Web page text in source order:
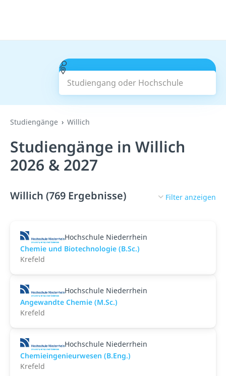
Studiengang oder Hochschule
Suchen
Studiengänge Willich
Studiengänge in Willich
2026 & 2027
Willich (769 Ergebnisse) Filter anzeigen
Hochschule Niederrhein
Chemie und Biotechnologie (B.Sc.)
Krefeld
Hochschule Niederrhein
Angewandte Chemie (M.Sc.)
Krefeld
Hochschule Niederrhein
Chemieingenieurwesen (B.Eng.)
Krefeld